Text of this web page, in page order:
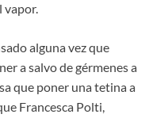
vapor.
alguna vez que
a salvo de gérmenes a
que poner una tetina a
Francesca Polti,